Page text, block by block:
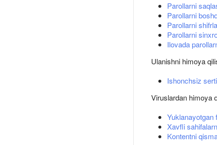
Parollarni
Parollarni
Parollarni
Parollarni
Ilovada
Ulanishni himoya
Ishonchsiz
Viruslardan himoya
Yuklanayotgan
Xavfli
Kontentni